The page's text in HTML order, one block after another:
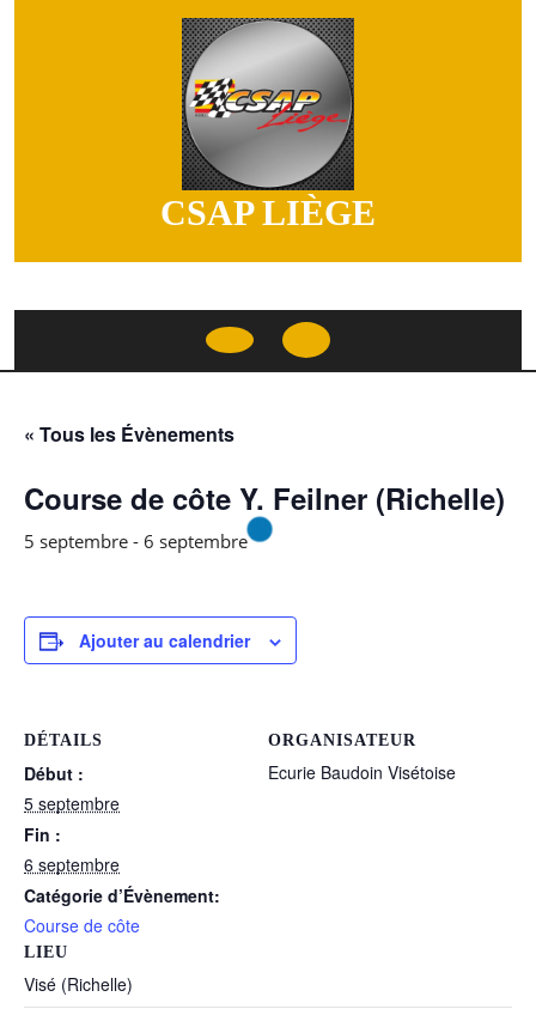
CSAP LIÈGE
Open
« Tous les Évènements
Course de côte Y. Feilner (Richelle)
5 septembre - 6 septembre
Ajouter au calendrier
DÉTAILS
Début :
5 septembre
Fin :
6 septembre
Catégorie d’Évènement:
Course de côte
LIEU
Visé (Richelle)
ORGANISATEUR
Ecurie Baudoin Visétoise